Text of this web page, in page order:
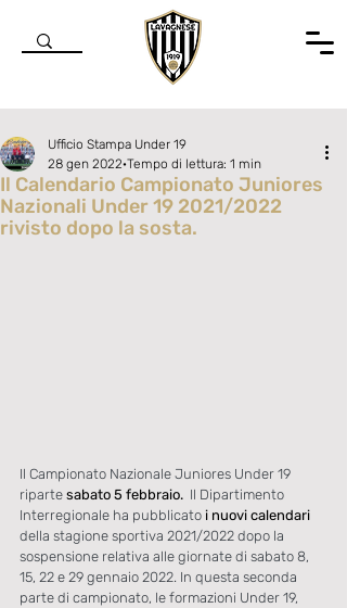
Il Calendario Campionato Juniores
Nazionali Under 19 2021/2022
rivisto dopo la sosta.
Ufficio Stampa Under 19
28 gen 2022 Tempo di lettura: 1 min
Il Campionato Nazionale Juniores Under 19
riparte sabato 5 febbraio.
  Il Dipartimento
Interregionale ha pubblicato i nuovi calendari
della stagione sportiva 2021/2022 dopo la
sospensione relativa alle giornate di sabato 8,
15, 22 e 29 gennaio 2022. In questa seconda
parte di campionato, le formazioni Under 19,